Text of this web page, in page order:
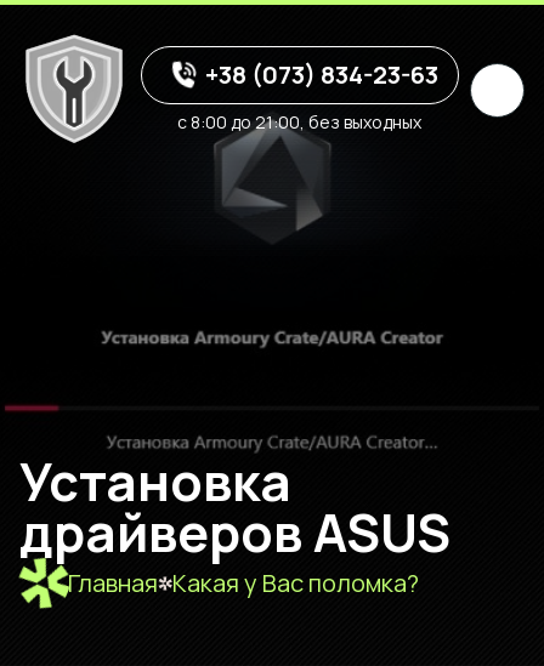
+38 (073) 834-23-63
с 8:00 до 21:00, без выходных
Установка
драйверов ASUS
Главная Какая у Вас поломка?